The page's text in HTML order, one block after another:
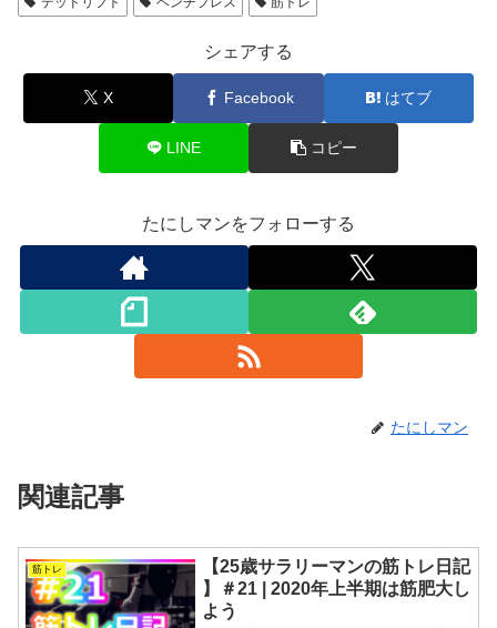
シェアする
X Facebook はてブ
LINE コピー
たにしマンをフォローする
たにしマン
関連記事
筋トレ
【25歳サラリーマンの筋トレ日記
】＃21 | 2020年上半期は筋肥大し
よう